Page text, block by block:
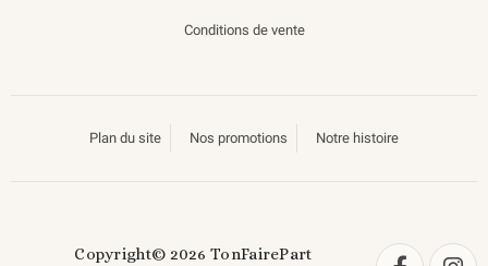
Conditions de vente
Plan du site Nos promotions Notre histoire
Copyright© 2026 TonFairePart